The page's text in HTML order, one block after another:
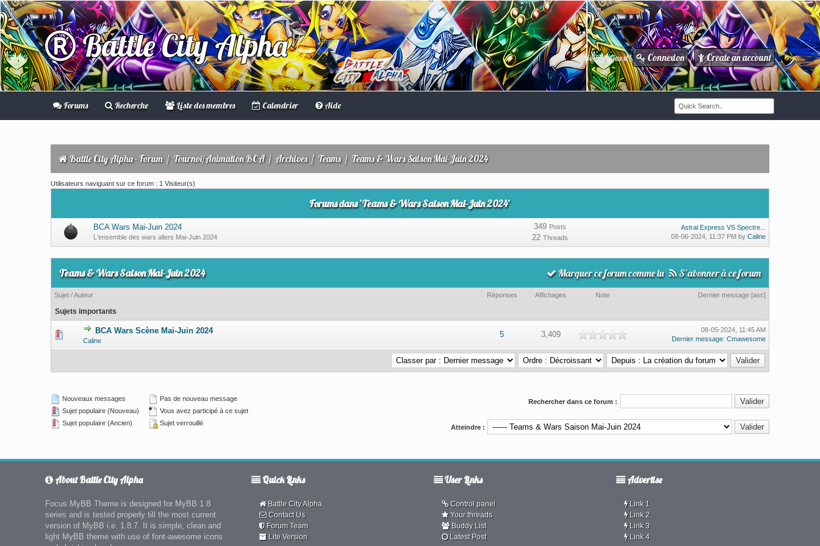
Battle City Alpha Howdy Guest! Connexion / Create an account
Forums Recherche Liste des membres Calendrier Aide
Battle City Alpha - Forum/ Tournoi/Animation BCA/ Archives/ Teams / Teams & Wars Saison Mai-Juin 2024
Utilisateurs naviguant sur ce forum : 1 Visiteur(s)
Forums dans ’Teams & Wars Saison Mai-Juin 2024’
BCA Wars Mai-Juin 2024
L'ensemble des wars allers Mai-Juin 2024
349 Posts
22Threads
Astral Express VS Spectre...
08-06-2024, 11:37 PM by Caline
Marquer ce forum comme lu S’abonner à ce forum
Teams & Wars Saison Mai-Juin 2024
Sujet/Auteur Réponses Affichages Note Dernier message [asc]
Sujets importants
BCA Wars Scène Mai-Juin 2024
Caline
5 3,409
08-05-2024, 11:45 AM
Dernier message: Cmawesome
Nouveaux messages
Sujet populaire (Nouveau)
Sujet populaire (Ancien)
Pas de nouveau message
Vous avez participé à ce sujet
Sujet verrouillé
Rechercher dans ce forum :
Atteindre :
About Battle City Alpha
Focus MyBB Theme is designed for MyBB 1.8
series and is tested properly till the most current
version of MyBB i.e. 1.8.7. It is simple, clean and
light MyBB theme with use of font-awesome icons
Quick Links
Battle City Alpha
Contact Us
Forum Team
Lite Version
User Links
Control panel
Your threads
Buddy List
Latest Post
Advertise
Link 1
Link 2
Link 3
Link 4